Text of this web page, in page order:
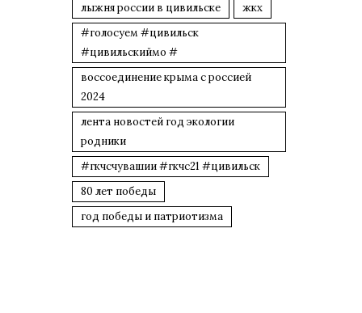
лыжня россии в цивильске
жкх
#голосуем #цивильск
#цивильскиймо #
воссоединение крыма с россией
2024
лента новостей год экологии
родники
#гкчсчувашии #гкчс21 #цивильск
80 лет победы
год победы и патриотизма